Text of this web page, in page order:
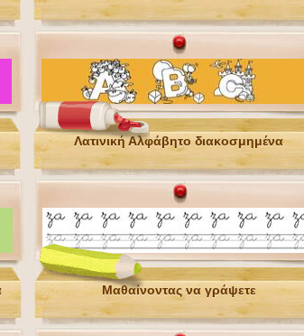
Λατινική Αλφάβητο διακοσμημένα
Μαθαίνοντας να γράψετε